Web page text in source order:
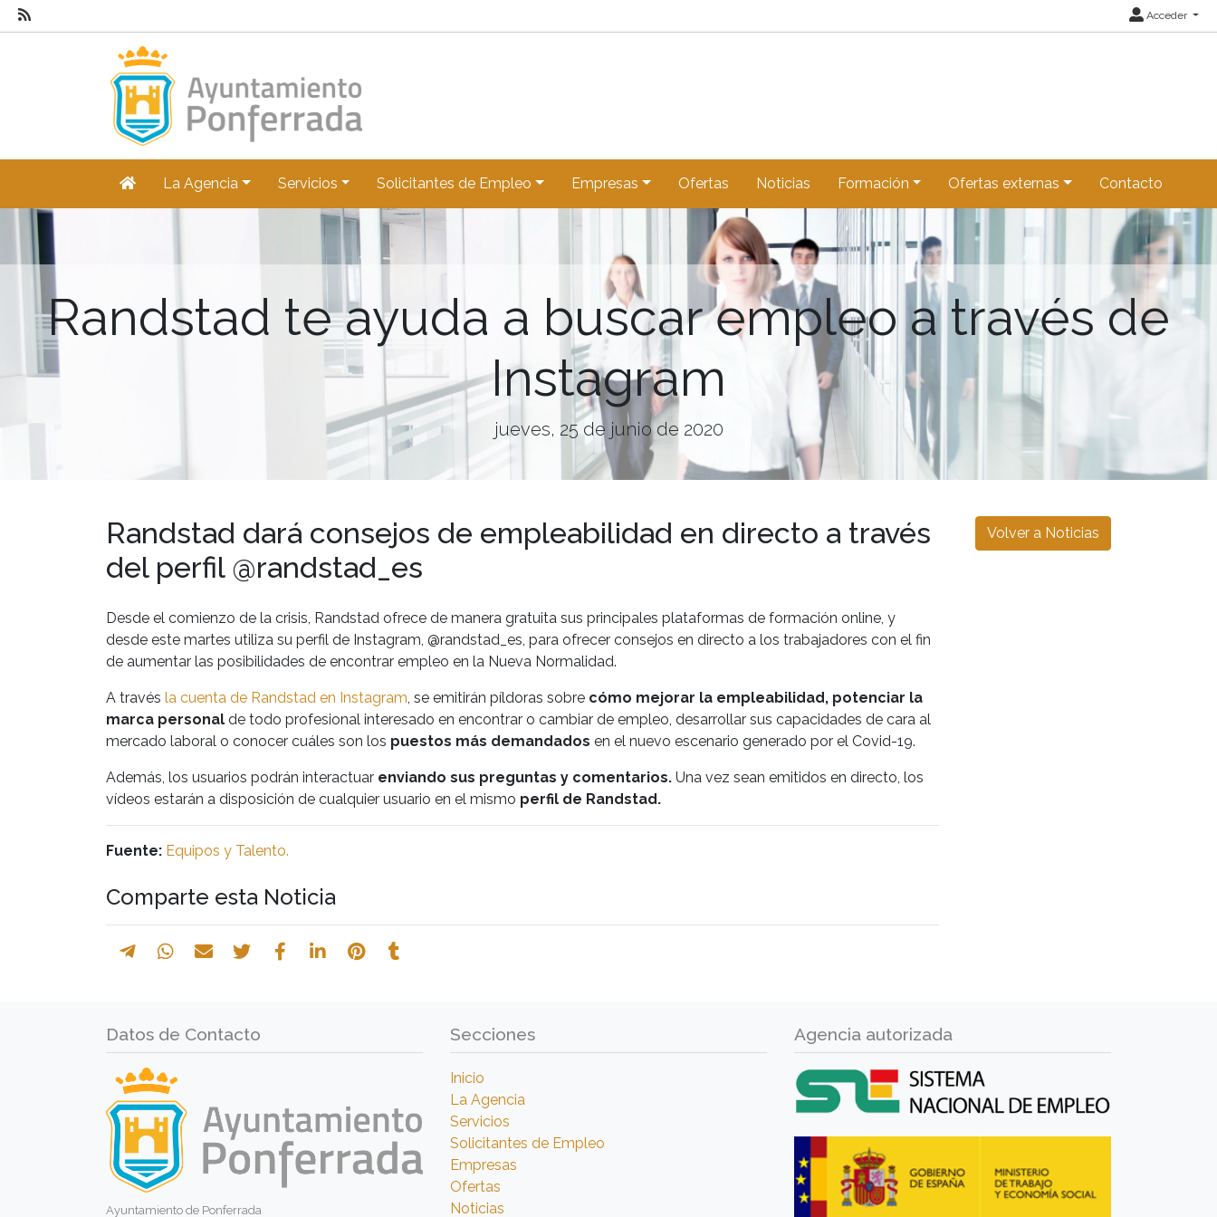
Acceder
La Agencia Servicios Solicitantes de Empleo Empresas Ofertas Noticias Formación Ofertas externas Contacto
Randstad te ayuda a buscar empleo a través de
Instagram
jueves, 25 de junio de 2020
Randstad dará consejos de empleabilidad en directo a través
del perfil @randstad_es
Desde el comienzo de la crisis, Randstad ofrece de manera gratuita sus principales plataformas de formación online, y
desde este martes utiliza su perfil de Instagram, @randstad_es, para ofrecer consejos en directo a los trabajadores con el fin
de aumentar las posibilidades de encontrar empleo en la Nueva Normalidad.
A través la cuenta de Randstad en Instagram , se emitirán píldoras sobre cómo mejorar la empleabilidad, potenciar la
marca personal de todo profesional interesado en encontrar o cambiar de empleo, desarrollar sus capacidades de cara al
mercado laboral o conocer cuáles son los puestos más demandados en el nuevo escenario generado por el Covid-19.
Además, los usuarios podrán interactuar enviando sus preguntas y comentarios. Una vez sean emitidos en directo, los
vídeos estarán a disposición de cualquier usuario en el mismo perfil de Randstad.
Fuente: Equipos y Talento.
Comparte esta Noticia
Volver a Noticias
Datos de Contacto
Ayuntamiento de Ponferrada
Secciones
Inicio
La Agencia
Servicios
Solicitantes de Empleo
Empresas
Ofertas
Noticias
Agencia autorizada